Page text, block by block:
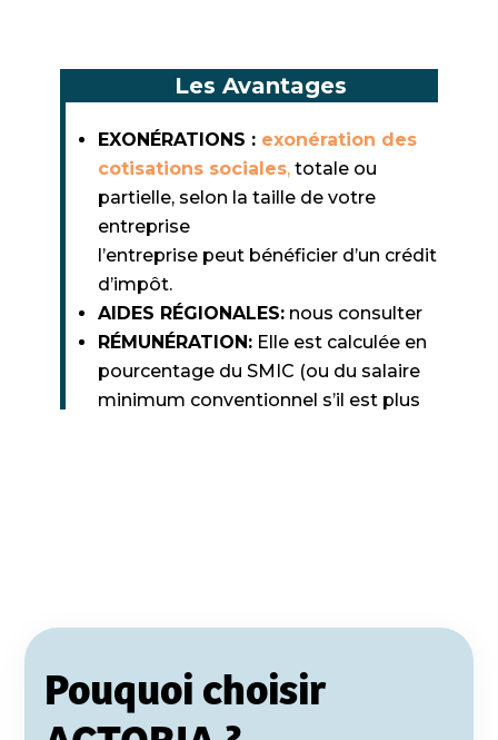
Les Avantages
EXONÉRATIONS : exonération des
cotisations sociales,totale ou
partielle, selon la taille de votre
entreprise
l’entreprise peut bénéficier d’un crédit
d’impôt.
AIDES RÉGIONALES:nous consulter
RÉMUNÉRATION:Elle est calculée en
pourcentage du SMIC (ou du salaire
minimum conventionnel s’il est plus
Pouquoi choisir